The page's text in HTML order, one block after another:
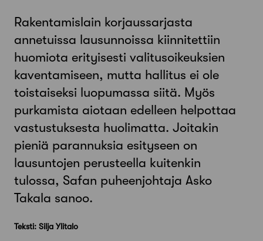
Rakentamislain korjaussarjasta
annetuissa lausunnoissa kiinnitettiin
huomiota erityisesti valitusoikeuksien
kaventamiseen, mutta hallitus ei ole
toistaiseksi luopumassa siitä. Myös
purkamista aiotaan edelleen helpottaa
vastustuksesta huolimatta. Joitakin
pieniä parannuksia esityseen on
lausuntojen perusteella kuitenkin
tulossa, Safan puheenjohtaja Asko
Takala sanoo.
Teksti: Silja Ylitalo